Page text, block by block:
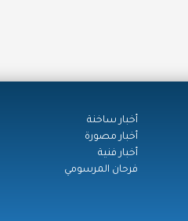
أخبار ساخنة
أخبار مصورة
أخبار فنية
فرحان المرسومي